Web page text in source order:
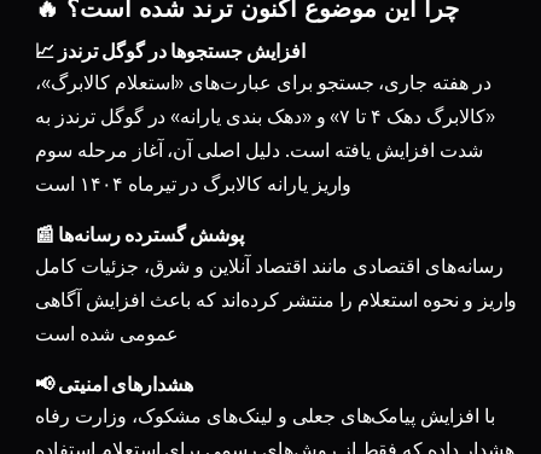
📈 افزایش جستجوها در گوگل ترندز
در هفته جاری، جستجو برای عبارت‌های «استعلام کالابرگ»،
«کالابرگ دهک ۴ تا ۷» و «دهک بندی یارانه» در گوگل ترندز به
شدت افزایش یافته است. دلیل اصلی آن، آغاز مرحله سوم
واریز یارانه کالابرگ در تیرماه ۱۴۰۴ است
📰 پوشش گسترده رسانه‌ها
رسانه‌های اقتصادی مانند اقتصاد آنلاین و شرق، جزئیات کامل
واریز و نحوه استعلام را منتشر کرده‌اند که باعث افزایش آگاهی
عمومی شده است
📢 هشدارهای امنیتی
با افزایش پیامک‌های جعلی و لینک‌های مشکوک، وزارت رفاه